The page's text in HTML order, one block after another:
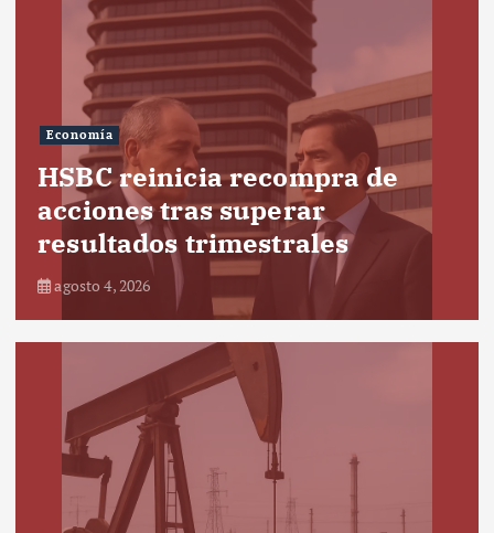
Economía
HSBC reinicia recompra de
acciones tras superar
resultados trimestrales
agosto 4, 2026